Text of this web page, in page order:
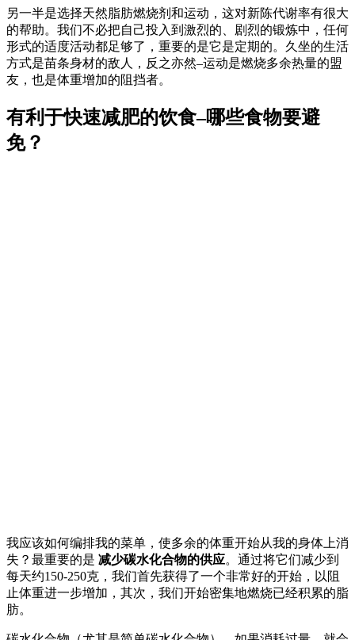
另一半是选择天然脂肪燃烧剂和运动，这对新陈代谢率有很大
的帮助。我们不必把自己投入到激烈的、剧烈的锻炼中，任何
形式的适度活动都足够了，重要的是它是定期的。久坐的生活
方式是苗条身材的敌人，反之亦然–运动是燃烧多余热量的盟
友，也是体重增加的阻挡者。
有利于快速减肥的饮食–哪些食物要避
免？
我应该如何编排我的菜单，使多余的体重开始从我的身体上消
失？最重要的是 减少碳水化合物的供应。通过将它们减少到
每天约150-250克，我们首先获得了一个非常好的开始，以阻
止体重进一步增加，其次，我们开始密集地燃烧已经积累的脂
肪。